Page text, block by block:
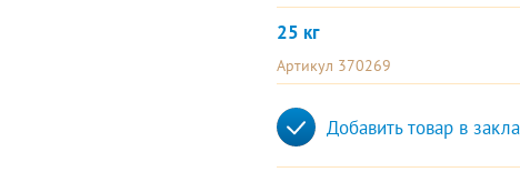
25 кг
Артикул 370269
Добавить товар в